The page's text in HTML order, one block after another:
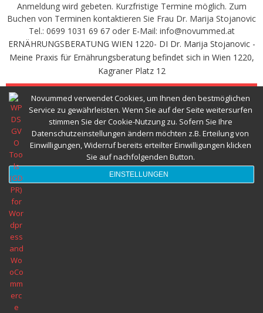
KONTAKT
Infothek
Abnehmspritze und Ernährungsberatung
Herzgesund Essen und Trinken
Anmeldung wird gebeten. Kurzfristige Termine möglich. Zum
Buchen von Terminen kontaktieren Sie Frau Dr. Marija Stojanovic
Tel.: 0699 1031 69 67 oder E-Mail: info@novummed.at
ERNÄHRUNGSBERATUNG WIEN 1220- DI Dr. Marija Stojanovic -
Meine Praxis für Ernährungsberatung befindet sich in Wien 1220,
Kagraner Platz 12
TERMINVEREINBAREN
Ernährungsberatung Wien © 2022 Alle Rechte vorbehalten novumMED
Novummed verwendet Cookies, um Ihnen den bestmöglichen
Service zu gewährleisten. Wenn Sie auf der Seite weitersurfen
stimmen Sie der Cookie-Nutzung zu. Sofern Sie Ihre
Datenschutzeinstellungen ändern möchten z.B. Erteilung von
Einwilligungen, Widerruf bereits erteilter Einwilligungen klicken
Sie auf nachfolgenden Button.
EINSTELLUNGEN